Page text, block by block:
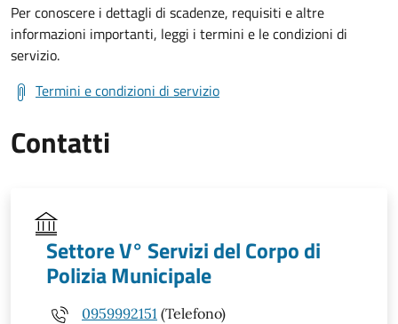
Per conoscere i dettagli di scadenze, requisiti e altre
informazioni importanti, leggi i termini e le condizioni di
servizio.
Termini e condizioni di servizio
Contatti
Settore V° Servizi del Corpo di
Polizia Municipale
0959992151 (Telefono)